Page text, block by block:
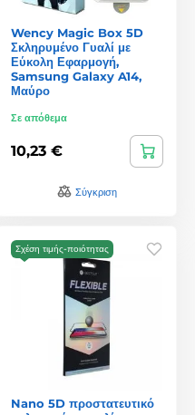
Wency Magic Box 5D
Σκληρυμένο Γυαλί με
Εύκολη Εφαρμογή,
Samsung Galaxy A14,
Μαύρο
Σε απόθεμα
10,23 €
Σύγκριση
Σχέση τιμής-ποιότητας
Nano 5D προστατευτικό